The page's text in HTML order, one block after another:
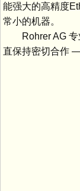
能强大的高精度
常小的机器。
Rohrer AG 专业
直保持密切合作